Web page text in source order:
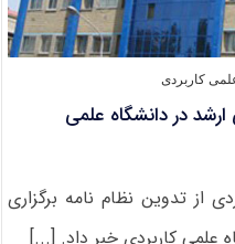
کاربردی
ارشد در دانشگاه علمی
از تدوین نظام نامه برگزاری
علمی کاربردی خبر داد. [...]